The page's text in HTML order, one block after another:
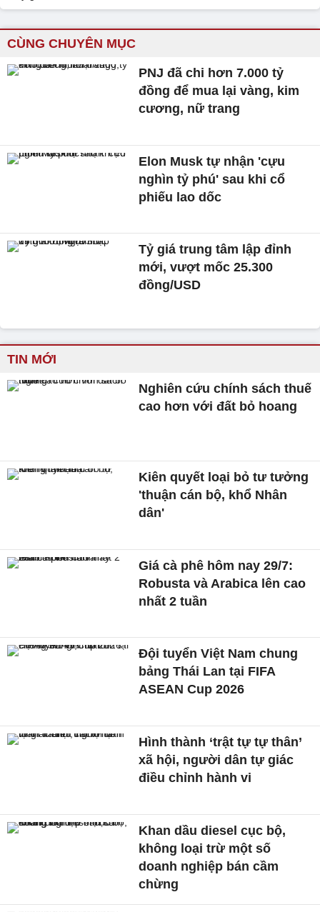
CÙNG CHUYÊN MỤC
PNJ đã chi hơn 7.000 tỷ
đồng để mua lại vàng, kim
cương, nữ trang
Elon Musk tự nhận 'cựu
nghìn tỷ phú' sau khi cổ
phiếu lao dốc
Tỷ giá trung tâm lập đỉnh
mới, vượt mốc 25.300
đồng/USD
TIN MỚI
Nghiên cứu chính sách thuế
cao hơn với đất bỏ hoang
Kiên quyết loại bỏ tư tưởng
'thuận cán bộ, khổ Nhân
dân'
Giá cà phê hôm nay 29/7:
Robusta và Arabica lên cao
nhất 2 tuần
Đội tuyển Việt Nam chung
bảng Thái Lan tại FIFA
ASEAN Cup 2026
Hình thành ‘trật tự tự thân’
xã hội, người dân tự giác
điều chỉnh hành vi
Khan dầu diesel cục bộ,
không loại trừ một số
doanh nghiệp bán cầm
chừng